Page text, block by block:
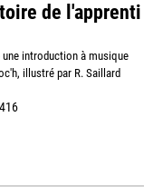
de l'apprenti
une introduction à musique
illustré par R. Saillard